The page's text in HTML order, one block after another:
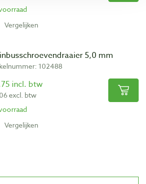
Vergelijken
5,0 mm
102488
incl. btw
excl. btw
Vergelijken